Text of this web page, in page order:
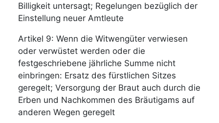
Billigkeit untersagt; Regelungen bezüglich der
Einstellung neuer Amtleute
Artikel 9: Wenn die Witwengüter verwiesen
oder verwüstet werden oder die
festgeschriebene jährliche Summe nicht
einbringen: Ersatz des fürstlichen Sitzes
geregelt; Versorgung der Braut auch durch die
Erben und Nachkommen des Bräutigams auf
anderen Wegen geregelt